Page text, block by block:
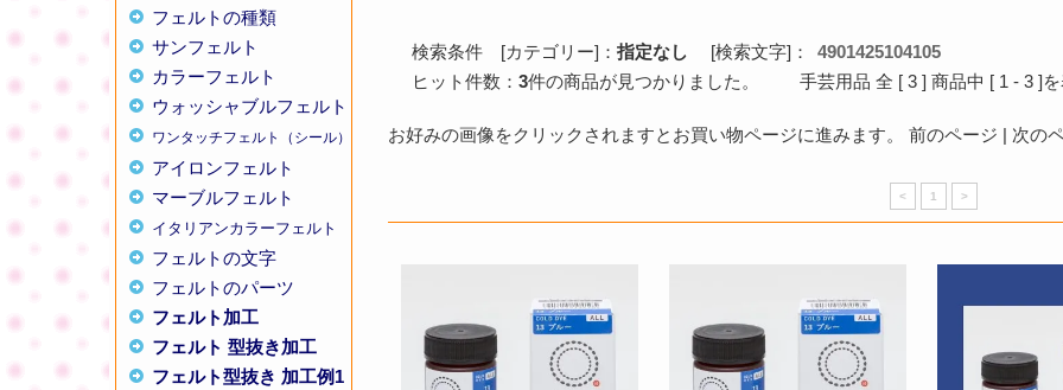
フェルトの種類
サンフェルト
カラーフェルト
ウォッシャブルフェルト
ワンタッチフェルト（シール）
アイロンフェルト
マーブルフェルト
イタリアンカラーフェルト
フェルトの文字
フェルトのパーツ
フェルト加工
フェルト 型抜き加工
フェルト型抜き 加工例1
検索条件 [カテゴリー]： 指定なし [検索文字]：
4901425104105
ヒット件数： 3件の商品が見つかりました。 手芸用品 全 [ 3 ] 商品中 [ 1 - 3 ]を
お好みの画像をクリックされますとお買い物ページに進みます。 前のページ | 次の
< 1 >